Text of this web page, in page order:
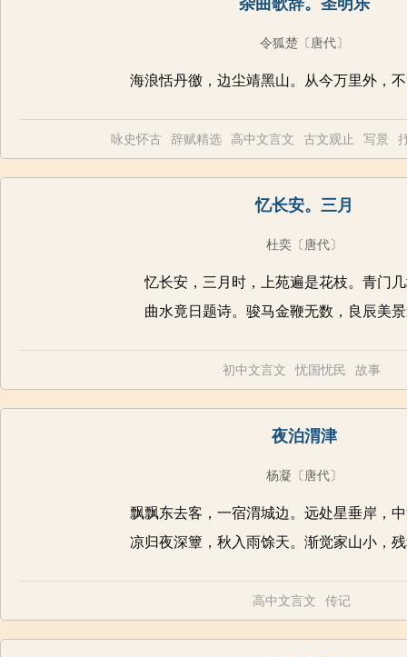
杂曲歌辞。圣明乐
令狐楚 〔唐代〕
海浪恬丹徼，边尘靖黑山。从今万里外，
咏史怀古 辞赋精选 高中文言文 古文观止 写景
忆长安。三月
杜奕 〔唐代〕
忆长安，三月时，上苑遍是花枝。青门
曲水竟日题诗。骏马金鞭无数，良辰美
初中文言文 忧国忧民 故事
夜泊渭津
杨凝 〔唐代〕
飘飘东去客，一宿渭城边。远处星垂岸，
凉归夜深簟，秋入雨馀天。渐觉家山小，
高中文言文 传记